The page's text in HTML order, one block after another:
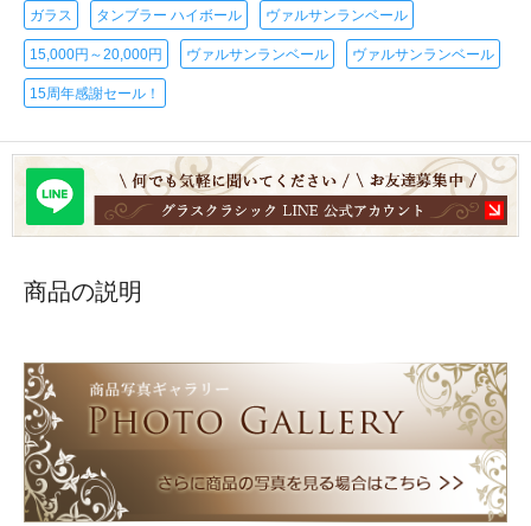
ガラス タンブラー ハイボール ヴァルサンランベール
15,000円～20,000円 ヴァルサンランベール ヴァルサンランベール
15周年感謝セール！
商品の説明